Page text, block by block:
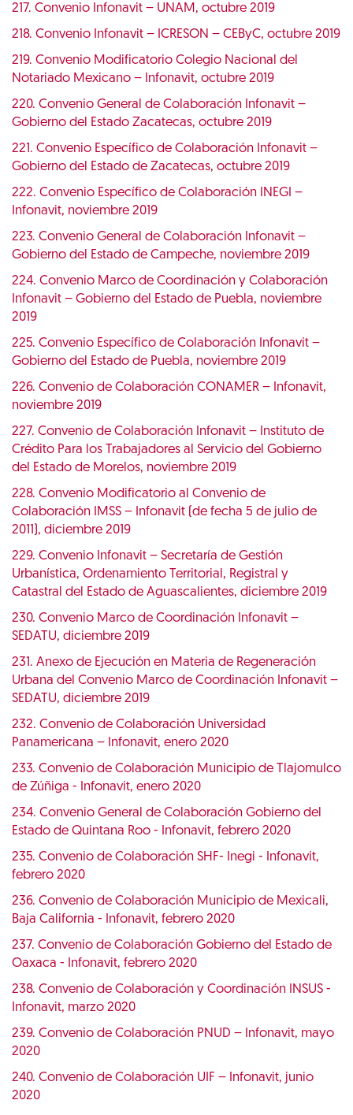
217. Convenio Infonavit – UNAM, octubre 2019
218. Convenio Infonavit – ICRESON – CEByC, octubre 2019
219. Convenio Modificatorio Colegio Nacional del
Notariado Mexicano – Infonavit, octubre 2019
220. Convenio General de Colaboración Infonavit –
Gobierno del Estado Zacatecas, octubre 2019
221. Convenio Específico de Colaboración Infonavit –
Gobierno del Estado de Zacatecas, octubre 2019
222. Convenio Específico de Colaboración INEGI –
Infonavit, noviembre 2019
223. Convenio General de Colaboración Infonavit –
Gobierno del Estado de Campeche, noviembre 2019
224. Convenio Marco de Coordinación y Colaboración
Infonavit – Gobierno del Estado de Puebla, noviembre
2019
225. Convenio Específico de Colaboración Infonavit –
Gobierno del Estado de Puebla, noviembre 2019
226. Convenio de Colaboración CONAMER – Infonavit,
noviembre 2019
227. Convenio de Colaboración Infonavit – Instituto de
Crédito Para los Trabajadores al Servicio del Gobierno
del Estado de Morelos, noviembre 2019
228. Convenio Modificatorio al Convenio de
Colaboración IMSS – Infonavit (de fecha 5 de julio de
2011), diciembre 2019
229. Convenio Infonavit – Secretaría de Gestión
Urbanística, Ordenamiento Territorial, Registral y
Catastral del Estado de Aguascalientes, diciembre 2019
230. Convenio Marco de Coordinación Infonavit –
SEDATU, diciembre 2019
231. Anexo de Ejecución en Materia de Regeneración
Urbana del Convenio Marco de Coordinación Infonavit –
SEDATU, diciembre 2019
232. Convenio de Colaboración Universidad
Panamericana – Infonavit, enero 2020
233. Convenio de Colaboración Municipio de Tlajomulco
de Zúñiga - Infonavit, enero 2020
234. Convenio General de Colaboración Gobierno del
Estado de Quintana Roo - Infonavit, febrero 2020
235. Convenio de Colaboración SHF- Inegi - Infonavit,
febrero 2020
236. Convenio de Colaboración Municipio de Mexicali,
Baja California - Infonavit, febrero 2020
237. Convenio de Colaboración Gobierno del Estado de
Oaxaca - Infonavit, febrero 2020
238. Convenio de Colaboración y Coordinación INSUS -
Infonavit, marzo 2020
239. Convenio de Colaboración PNUD – Infonavit, mayo
2020
240. Convenio de Colaboración UIF – Infonavit, junio
2020